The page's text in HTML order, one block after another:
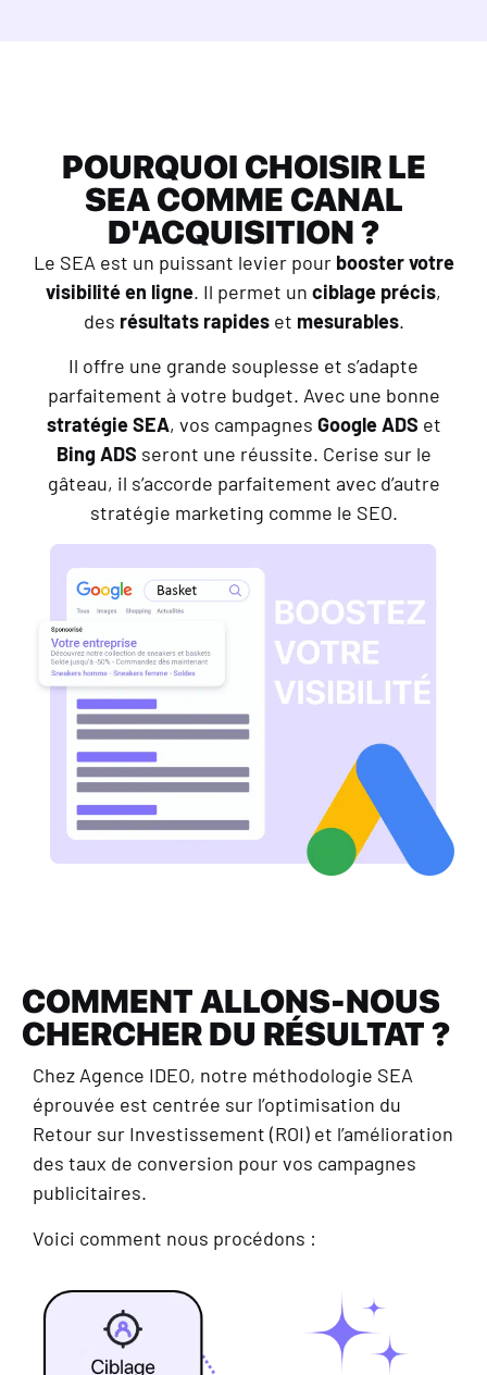
POURQUOI CHOISIR LE
SEA COMME CANAL
D'ACQUISITION ?
Le SEA est un puissant levier pour booster votre
visibilité en ligne. Il permet un ciblage précis,
des résultats rapideset mesurables.
Il offre une grande souplesse et s’adapte
parfaitement à votre budget. Avec une bonne
stratégie SEA, vos campagnes Google ADS et
Bing ADS seront une réussite. Cerise sur le
gâteau, il s’accorde parfaitement avec d’autre
stratégie marketing comme le SEO.
COMMENT ALLONS-NOUS
CHERCHER DU RÉSULTAT ?
Chez Agence IDEO, notre méthodologie SEA
éprouvée est centrée sur l’optimisation du
Retour sur Investissement (ROI) et l’amélioration
des taux de conversion pour vos campagnes
publicitaires.
Voici comment nous procédons :